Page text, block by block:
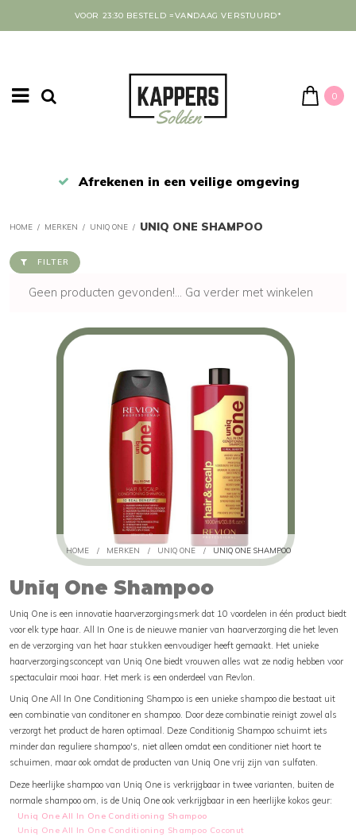
VOOR 23:30 BESTELD =VANDAAG VERSTUURD*
0
Afrekenen in een veilige omgeving
HOME / MERKEN / UNIQ ONE / UNIQ ONE SHAMPOO
FILTER
Geen producten gevonden!... Ga verder met winkelen
HOME / MERKEN / UNIQ ONE / UNIQ ONE SHAMPOO
Uniq One Shampoo
Uniq One is een innovatie haarverzorgingsmerk dat 10 voordelen in één product biedt
voor elk type haar. All In One is de nieuwe manier van haarverzorging die het leven
en de verzorging van het haar stukken eenvoudiger heeft gemaakt. Het unieke
haarverzorgingsconcept van Uniq One biedt vrouwen alles wat ze nodig hebben voor
spectaculair mooi haar. Het merk is een onderdeel van Revlon.
Uniq One All In One Conditioning Shampoo is een unieke shampoo die bestaat uit
een combinatie van conditoner en shampoo. Door deze combinatie reinigt zowel als
verzorgt het product de haren optimaal. Deze Conditionig Shampoo schuimt iets
minder dan reguliere shampoo's, niet alleen omdat een conditioner niet hoort te
schuimen, maar ook omdat de producten van Uniq One vrij zijn van sulfaten.
Deze heerlijke shampoo van Uniq One is verkrijgbaar in twee varianten, buiten de
normale shampoo om, is de Uniq One ook verkrijgbaar in een heerlijke kokos geur:
Uniq One All In One Conditioning Shampoo
Uniq One All In One Conditioning Shampoo Coconut